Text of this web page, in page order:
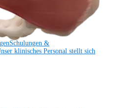
Schulungen &
klinisches Personal stellt sich